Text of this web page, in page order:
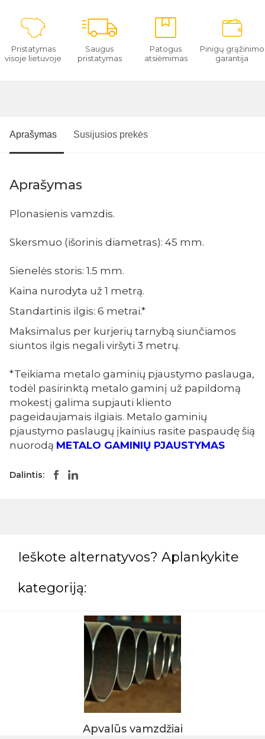
Pristatymas
visoje lietuvoje
Saugus
pristatymas
Patogus
atsiėmimas
Pinigų grąžinimo
garantija
Aprašymas Susijusios prekės
Aprašymas
Plonasienis vamzdis.
Skersmuo (išorinis diametras): 45 mm.
Sienelės storis: 1.5 mm.
Kaina nurodyta už 1 metrą.
Standartinis ilgis: 6 metrai.*
Maksimalus per kurjerių tarnybą siunčiamos
siuntos ilgis negali viršyti 3 metrų.
*Teikiama metalo gaminių pjaustymo paslauga,
todėl pasirinktą metalo gaminį už papildomą
mokestį galima supjauti kliento
pageidaujamais ilgiais. Metalo gaminių
pjaustymo paslaugų įkainius rasite paspaudę šią
nuorodą METALO GAMINIŲ PJAUSTYMAS
Dalintis:
Ieškote alternatyvos? Aplankykite
kategoriją:
Apvalūs vamzdžiai